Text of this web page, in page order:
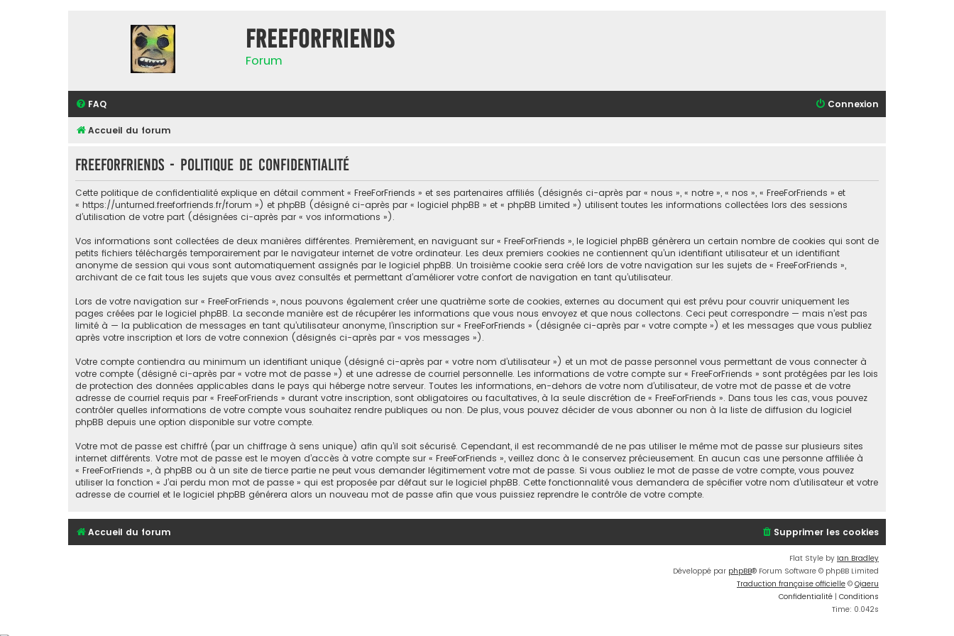
FreeForFriends
Forum
FAQ Connexion
Accueil du forum
FreeForFriends - Politique de confidentialité
Cette politique de confidentialité explique en détail comment « FreeForFriends » et ses partenaires affiliés (désignés ci-après par « nous », « notre », « nos », « FreeForFriends » et
« https://unturned.freeforfriends.fr/forum ») et phpBB (désigné ci-après par « logiciel phpBB » et « phpBB Limited ») utilisent toutes les informations collectées lors des sessions
d’utilisation de votre part (désignées ci-après par « vos informations »).
Vos informations sont collectées de deux manières différentes. Premièrement, en naviguant sur « FreeForFriends », le logiciel phpBB génèrera un certain nombre de cookies qui sont de
petits fichiers téléchargés temporairement par le navigateur internet de votre ordinateur. Les deux premiers cookies ne contiennent qu’un identifiant utilisateur et un identifiant
anonyme de session qui vous sont automatiquement assignés par le logiciel phpBB. Un troisième cookie sera créé lors de votre navigation sur les sujets de « FreeForFriends »,
archivant de ce fait tous les sujets que vous avez consultés et permettant d’améliorer votre confort de navigation en tant qu’utilisateur.
Lors de votre navigation sur « FreeForFriends », nous pouvons également créer une quatrième sorte de cookies, externes au document qui est prévu pour couvrir uniquement les
pages créées par le logiciel phpBB. La seconde manière est de récupérer les informations que vous nous envoyez et que nous collectons. Ceci peut correspondre — mais n’est pas
limité à — la publication de messages en tant qu’utilisateur anonyme, l’inscription sur « FreeForFriends » (désignée ci-après par « votre compte ») et les messages que vous publiez
après votre inscription et lors de votre connexion (désignés ci-après par « vos messages »).
Votre compte contiendra au minimum un identifiant unique (désigné ci-après par « votre nom d’utilisateur ») et un mot de passe personnel vous permettant de vous connecter à
votre compte (désigné ci-après par « votre mot de passe ») et une adresse de courriel personnelle. Les informations de votre compte sur « FreeForFriends » sont protégées par les lois
de protection des données applicables dans le pays qui héberge notre serveur. Toutes les informations, en-dehors de votre nom d’utilisateur, de votre mot de passe et de votre
adresse de courriel requis par « FreeForFriends » durant votre inscription, sont obligatoires ou facultatives, à la seule discrétion de « FreeForFriends ». Dans tous les cas, vous pouvez
contrôler quelles informations de votre compte vous souhaitez rendre publiques ou non. De plus, vous pouvez décider de vous abonner ou non à la liste de diffusion du logiciel
phpBB depuis une option disponible sur votre compte.
Votre mot de passe est chiffré (par un chiffrage à sens unique) afin qu’il soit sécurisé. Cependant, il est recommandé de ne pas utiliser le même mot de passe sur plusieurs sites
internet différents. Votre mot de passe est le moyen d’accès à votre compte sur « FreeForFriends », veillez donc à le conservez précieusement. En aucun cas une personne affiliée à
« FreeForFriends », à phpBB ou à un site de tierce partie ne peut vous demander légitimement votre mot de passe. Si vous oubliez le mot de passe de votre compte, vous pouvez
utiliser la fonction « J’ai perdu mon mot de passe » qui est proposée par défaut sur le logiciel phpBB. Cette fonctionnalité vous demandera de spécifier votre nom d’utilisateur et votre
adresse de courriel et le logiciel phpBB générera alors un nouveau mot de passe afin que vous puissiez reprendre le contrôle de votre compte.
Accueil du forum Supprimer les cookies
Flat Style by Ian Bradley
Développé par phpBB® Forum Software © phpBB Limited
Traduction française officielle © Qiaeru
Confidentialité | Conditions
Time: 0.042s